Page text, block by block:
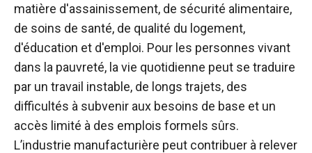
matière d'assainissement, de sécurité alimentaire,
de soins de santé, de qualité du logement,
d'éducation et d'emploi. Pour les personnes vivant
dans la pauvreté, la vie quotidienne peut se traduire
par un travail instable, de longs trajets, des
difficultés à subvenir aux besoins de base et un
accès limité à des emplois formels sûrs.
L’industrie manufacturière peut contribuer à relever